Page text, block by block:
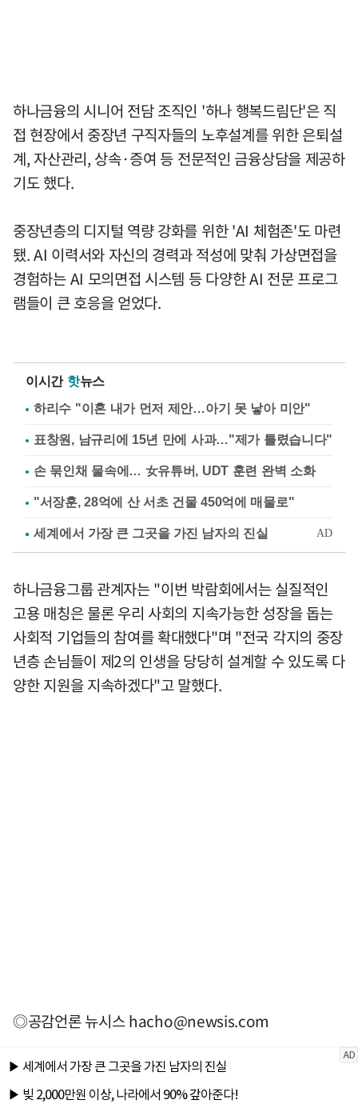
하나금융의 시니어 전담 조직인 '하나 행복드림단'은 직
접 현장에서 중장년 구직자들의 노후설계를 위한 은퇴설
계, 자산관리, 상속·증여 등 전문적인 금융상담을 제공하
기도 했다.
중장년층의 디지털 역량 강화를 위한 'AI 체험존'도 마련
됐. AI 이력서와 자신의 경력과 적성에 맞춰 가상면접을
경험하는 AI 모의면접 시스템 등 다양한 AI 전문 프로그
램들이 큰 호응을 얻었다.
이시간 핫뉴스
하리수 "이혼 내가 먼저 제안…아기 못 낳아 미안"
표창원, 남규리에 15년 만에 사과…"제가 틀렸습니다"
손 묶인채 물속에… 女유튜버, UDT 훈련 완벽 소화
"서장훈, 28억에 산 서초 건물 450억에 매물로"
하나금융그룹 관계자는 "이번 박람회에서는 실질적인
고용 매칭은 물론 우리 사회의 지속가능한 성장을 돕는
사회적 기업들의 참여를 확대했다"며 "전국 각지의 중장
년층 손님들이 제2의 인생을 당당히 설계할 수 있도록 다
양한 지원을 지속하겠다"고 말했다.
◎공감언론 뉴시스hacho@newsis.com